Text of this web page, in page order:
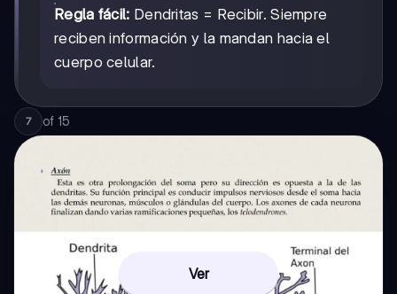
Regla fácil: Dendritas = Recibir. Siempre
reciben información y la mandan hacia el
cuerpo celular.
7 of 15
Ver